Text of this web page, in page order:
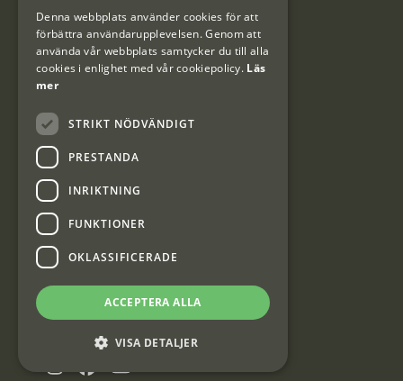
#Interjaktfamily
Kundklubb
Information om kundklubben.
Interjakt SE
Interjakt Sweden AB, Årjäng
Denna webbplats använder cookies för att
förbättra användarupplevelsen. Genom att
använda vår webbplats samtycker du till alla
cookies i enlighet med vår cookiepolicy. Läs
mer
STRIKT NÖDVÄNDIGT
PRESTANDA
INRIKTNING
FUNKTIONER
OKLASSIFICERADE
ACCEPTERA ALLA
VISA DETALJER